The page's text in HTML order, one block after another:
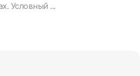
Условный ...